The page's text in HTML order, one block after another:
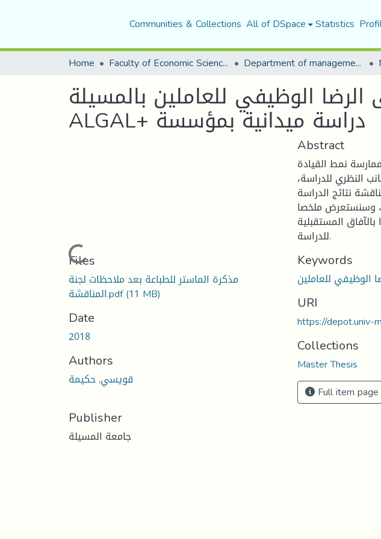
Communities & Collections All of DSpace Statistics
Home Faculty of Economic Sciences, Commerce and Management Sciences Department of management sciences
الوظیفي للعاملین بالمسیلة
ALGAL+ دراسة میدانیة بمؤسسة
Loading...
Files
مذكرة الماستر للطباعة بعد ملاحظات لجنة
المناقشة.pdf(11 MB)
Date
2018
Authors
قويسي, حكيمة
Publisher
جامعة المسيلة
Abstract
نمط القيادة
النظري للدراسة،
نتائج الدراسة
وسنستعرض ملخصا
بالآفاق المستقبلية
للدراسة.
Keywords
الوظيفي للعاملين
URI
https://depot.univ-
Collections
Master Thesis
Full item page